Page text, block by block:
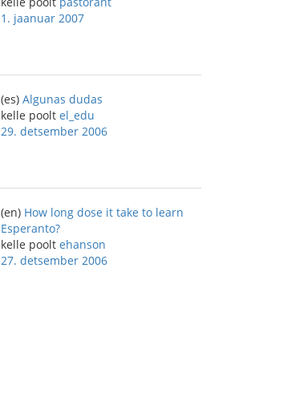
1. jaanuar 2007
(es) Algunas dudas
kelle poolt el_edu
29. detsember 2006
(en) How long dose it take to learn
Esperanto?
kelle poolt ehanson
27. detsember 2006